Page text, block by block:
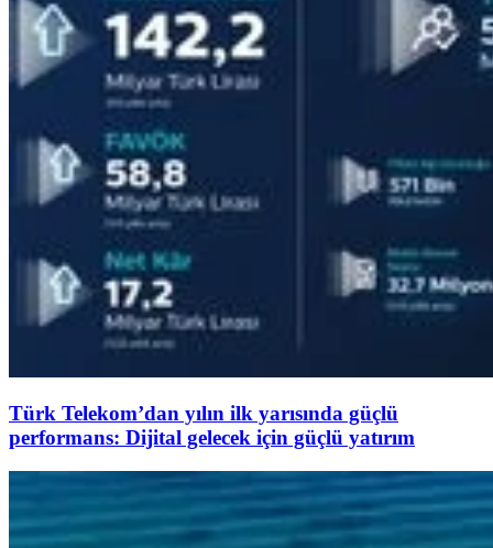
Türk Telekom’dan yılın ilk yarısında güçlü
performans: Dijital gelecek için güçlü yatırım